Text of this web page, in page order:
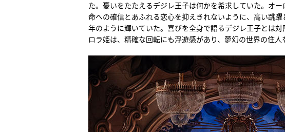
た。憂いをたたえるデジレ王子は何かを希求していた。オ
命への確信とあふれる恋心を抑えきれないように、高い跳
年のように輝いていた。喜びを全身で語るデジレ王子とは
ロラ姫は、精確な回転にも浮遊感があり、夢幻の世界の住人